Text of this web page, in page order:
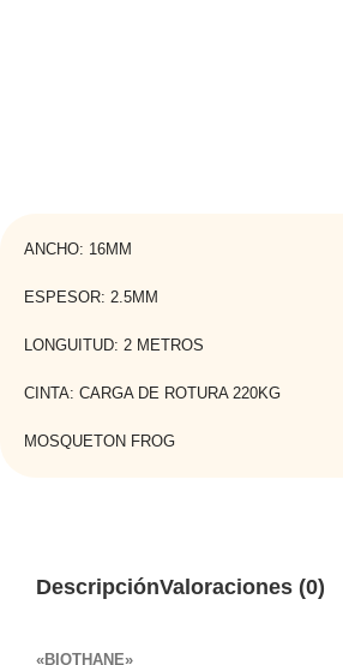
ANCHO: 16MM
ESPESOR: 2.5MM
LONGUITUD: 2 METROS
CINTA: CARGA DE ROTURA 220KG
MOSQUETON FROG
DescripciónValoraciones (0)
«BIOTHANE»